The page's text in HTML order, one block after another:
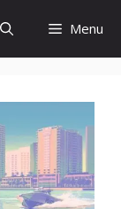
Menu